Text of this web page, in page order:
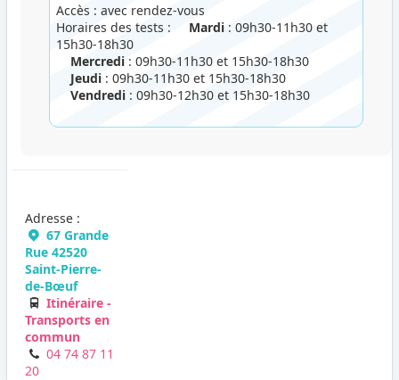
Accès : avec rendez-vous
Horaires des tests : Mardi : 09h30-11h30 et
15h30-18h30
Mercredi : 09h30-11h30 et 15h30-18h30
Jeudi : 09h30-11h30 et 15h30-18h30
Vendredi : 09h30-12h30 et 15h30-18h30
Adresse :
67 Grande
Rue 42520
Saint-Pierre-
de-Bœuf
Itinéraire -
Transports en
commun
04 74 87 11
20